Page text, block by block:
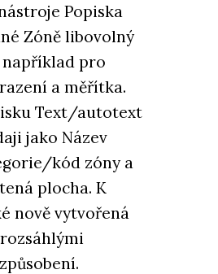
Popiska
Zóně libovolný
pro
a měřítka.
Text/autotext
jako Název
kód zóny a
plocha. K
nově vytvořená